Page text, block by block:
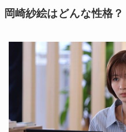
岡崎紗絵はどんな性格？